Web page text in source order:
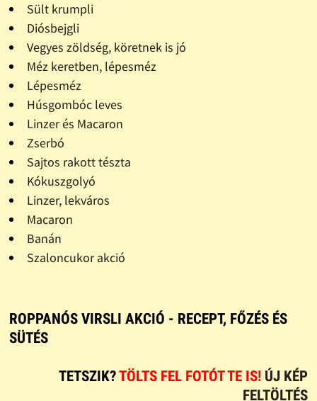
Sült krumpli
Diósbejgli
Vegyes zöldség, köretnek is jó
Méz keretben, lépesméz
Lépesméz
Húsgombóc leves
Linzer és Macaron
Zserbó
Sajtos rakott tészta
Kókuszgolyó
Linzer, lekváros
Macaron
Banán
Szaloncukor akció
ROPPANÓS VIRSLI AKCIÓ - RECEPT, FŐZÉS ÉS
SÜTÉS
TETSZIK?TÖLTS FEL FOTÓT TE IS! ÚJ KÉP
FELTÖLTÉS